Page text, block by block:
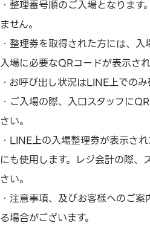
・整理番号順のご入場となりま
ません。
・整理券を取得された方には、
入場に必要なQRコードが表示され
・お呼び出し状況はLINE上でのみ
・ご入場の際、入口スタッフに
さい。
・LINE上の入場整理券が表示さ
にも使用します。レジ会計の際、
さい。
・注意事項、及びお客様へのご
る場合がございます。